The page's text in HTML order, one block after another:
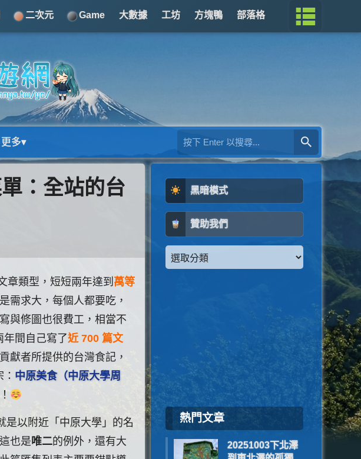
二次元 Game 大數據 工坊 方塊鴨 部落格
更多▾
：全站的台
章類型，短短兩年達到 萬等
需求大，每個人都要吃，
與修圖也很費工，相當不
間自己寫了近 700 篇文
獻者所提供的台灣食記，
中原美食（中原大學周
是以附近「中原大學」的名
也是唯二的例外，還有大
黑暗模式
贊助我們
熱門文章
20251003下北澤